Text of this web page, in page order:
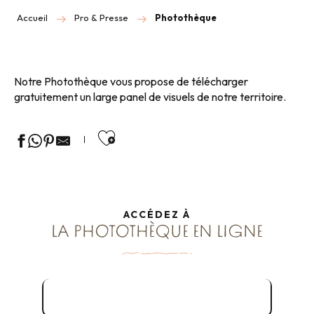
Accueil Pro & Presse Photothèque
Notre Photothèque vous propose de télécharger
gratuitement un large panel de visuels de notre territoire.
Ajouter aux favoris
ACCÉDEZ À
LA PHOTOTHÈQUE EN LIGNE